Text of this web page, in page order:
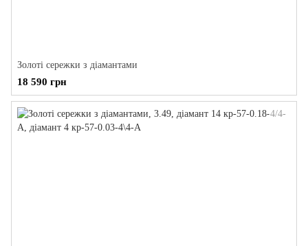
Золоті сережки з діамантами
18 590 грн